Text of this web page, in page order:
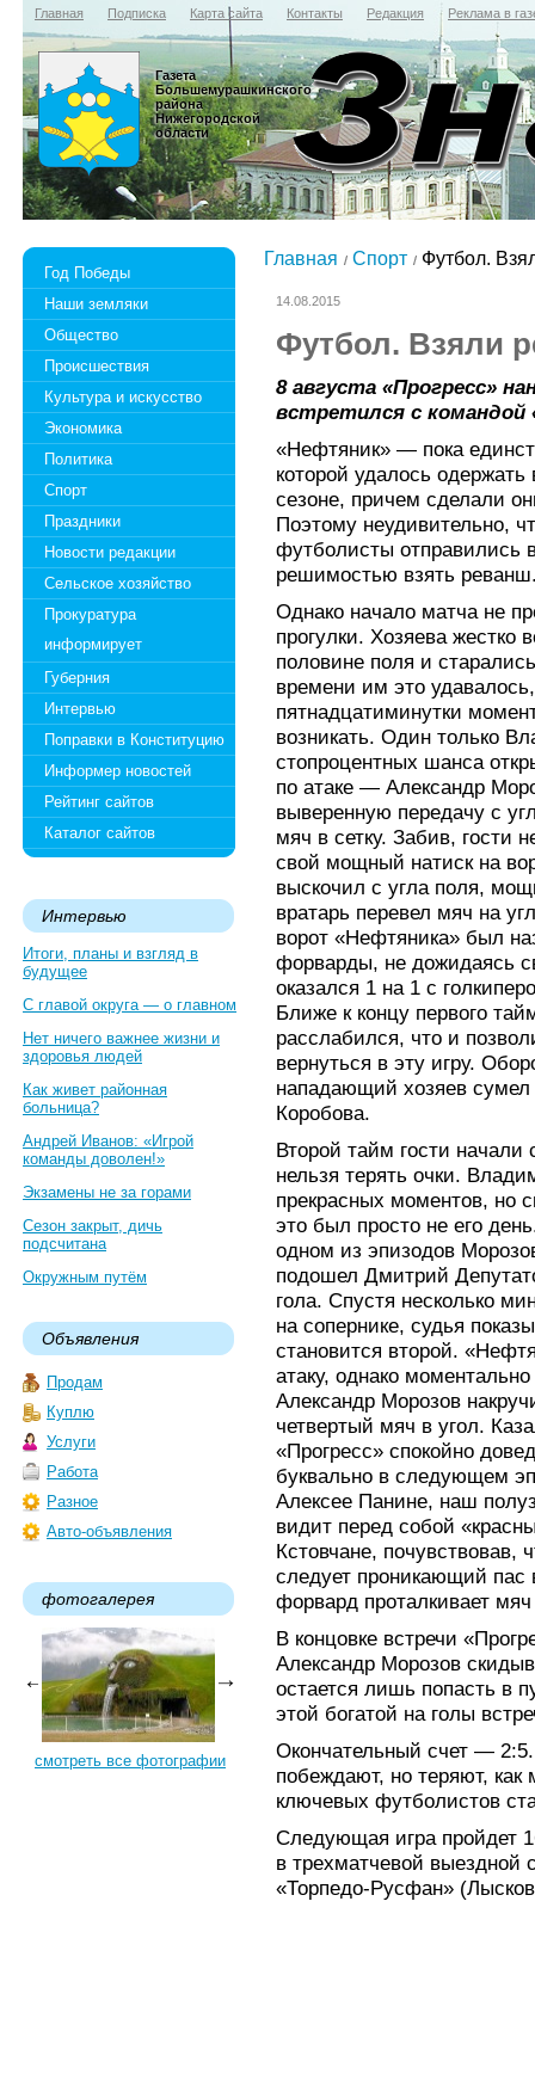
Главная Подписка Карта сайта Контакты Редакция Реклама в
Газета
Большемурашкинского
района
Нижегородской
области
Год Победы
Наши земляки
Общество
Происшествия
Культура и искусство
Экономика
Политика
Спорт
Праздники
Новости редакции
Сельское хозяйство
Прокуратура
информирует
Губерния
Интервью
Поправки в Конституцию
Информер новостей
Рейтинг сайтов
Каталог сайтов
Интервью
Итоги, планы и взгляд в
будущее
С главой округа — о главном
Нет ничего важнее жизни и
здоровья людей
Как живет районная
больница?
Андрей Иванов: «Игрой
команды доволен!»
Экзамены не за горами
Сезон закрыт, дичь
подсчитана
Окружным путём
Объявления
Продам
Куплю
Услуги
Работа
Разное
Авто-объявления
фотогалерея
смотреть все фотографии
Главная Спорт Футбол.
14.08.2015
Футбол. Взяли
8 августа «Прогресс»
встретился с
«Нефтяник» — пока
которой удалось
сезоне, причем сделали
Поэтому неудивительно,
футболисты отправились
решимостью взять
Однако начало матча не
прогулки. Хозяева жестко
половине поля и
времени им это
пятнадцатиминутки
возникать. Один только
стопроцентных шанса
по атаке — Александр
выверенную передачу с
мяч в сетку. Забив, гости
свой мощный натиск на
выскочил с угла поля,
вратарь перевел мяч на
ворот «Нефтяника» был
форварды, не дожидаясь
оказался 1 на 1 с
Ближе к концу первого
расслабился, что и
вернуться в эту игру.
нападающий хозяев
Коробова.
Второй тайм гости начали
нельзя терять очки.
прекрасных моментов, но
это был просто не его
одном из эпизодов
подошел Дмитрий
гола. Спустя несколько
на сопернике, судья
становится второй.
атаку, однако
Александр Морозов
четвертый мяч в угол.
«Прогресс» спокойно
буквально в следующем
Алексее Панине, наш
видит перед собой
Кстовчане, почувствовав,
следует проникающий
форвард проталкивает
В концовке встречи
Александр Морозов
остается лишь попасть в
этой богатой на голы
Окончательный счет —
побеждают, но теряют,
ключевых футболистов
Следующая игра пройдет
в трехматчевой выездной
«Торпедо-Русфан»